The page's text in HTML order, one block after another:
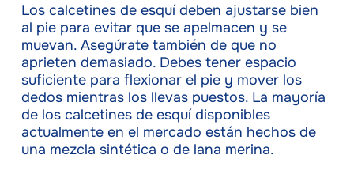
Los calcetines de esquí deben ajustarse bien
al pie para evitar que se apelmacen y se
muevan. Asegúrate también de que no
aprieten demasiado. Debes tener espacio
suficiente para flexionar el pie y mover los
dedos mientras los llevas puestos. La mayoría
de los calcetines de esquí disponibles
actualmente en el mercado están hechos de
una mezcla sintética o de lana merina.